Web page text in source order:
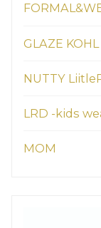
GLAZE KOHL
NUTTY
LRD -kids
MOM